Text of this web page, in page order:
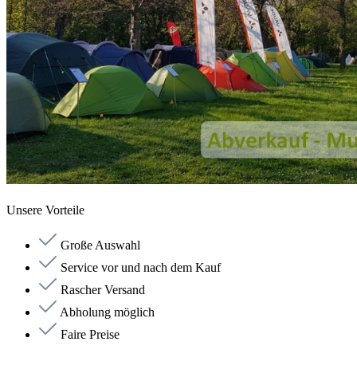
Unsere Vorteile
Große Auswahl
Service vor und nach dem Kauf
Rascher Versand
Abholung möglich
Faire Preise